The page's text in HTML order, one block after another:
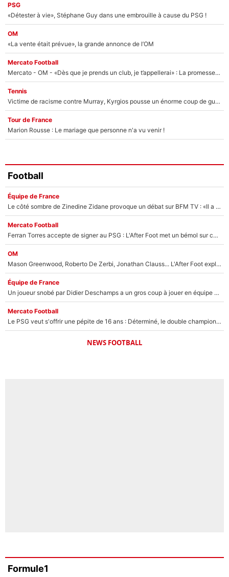
PSG
«Détester à vie», Stéphane Guy dans une embrouille à cause du PSG !
OM
«La vente était prévue», la grande annonce de l’OM
Mercato Football
Mercato - OM - «Dès que je prends un club, je t’appellerai» : La promesse de Marcelino au moment de claquer la porte
Tennis
Victime de racisme contre Murray, Kyrgios pousse un énorme coup de gueule !
Tour de France
Marion Rousse : Le mariage que personne n'a vu venir !
Football
Équipe de France
Le côté sombre de Zinedine Zidane provoque un débat sur BFM TV : «Il a pris 14 cartons rouges»
Mercato Football
Ferran Torres accepte de signer au PSG : L'After Foot met un bémol sur ce transfert, le champion du monde va couter trop cher ?
OM
Mason Greenwood, Roberto De Zerbi, Jonathan Clauss... L'After Foot explique pourquoi Medhi Benatia a craqué à l'OM !
Équipe de France
Un joueur snobé par Didier Deschamps a un gros coup à jouer en équipe de France : Zinedine Zidane a trouvé son numéro 9 ?
Mercato Football
Le PSG veut s'offrir une pépite de 16 ans : Déterminé, le double champion d'Europe en titre est prêt à lâcher 40M€ pour celui que l'on compare déjà à Vinicius Jr !
NEWS FOOTBALL
Formule1